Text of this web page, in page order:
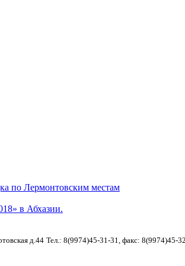
по Лермонтовским местам
в Абхазии.
д.44 Тел.: 8(9974)45-31-31, факс: 8(9974)45-